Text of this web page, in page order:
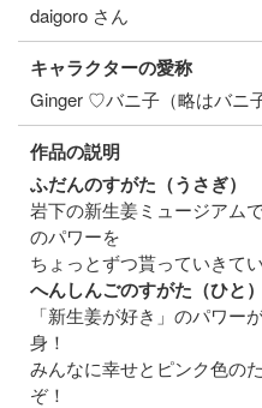
daigoro さん
キャラクターの愛称
Ginger ♡バニ子（略はバニ
作品の説明
ふだんのすがた（うさぎ）
岩下の新生姜ミュージアム
のパワーを
ちょっとずつ貰っていきてい
へんしんごのすがた（ひと）
「新生姜が好き」のパワー
身！
みんなに幸せとピンク色の
ぞ！